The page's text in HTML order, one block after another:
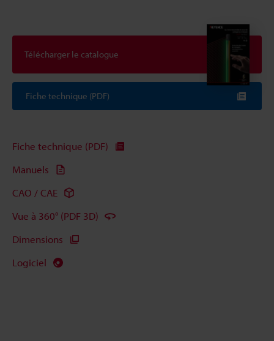
Télécharger le catalogue
Fiche technique (PDF)
Fiche technique (PDF)
Manuels
CAO / CAE
Vue à 360° (PDF 3D)
Dimensions
Logiciel